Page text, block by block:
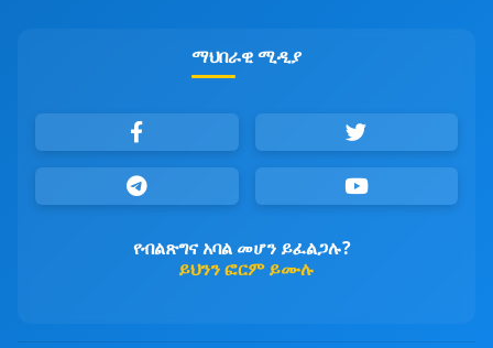
ማህበራዊ ሚዲያ
የብልጽግና አባል መሆን ይፈልጋሉ?
ይህንን ፎርም ይሙሉ